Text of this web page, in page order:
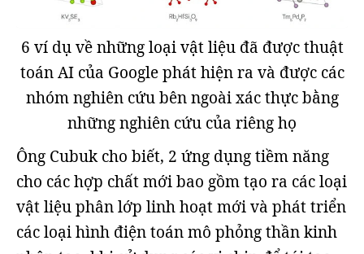
6 ví dụ về những loại vật liệu đã được thuật
toán AI của Google phát hiện ra và được các
nhóm nghiên cứu bên ngoài xác thực bằng
những nghiên cứu của riêng họ
Ông Cubuk cho biết, 2 ứng dụng tiềm năng
cho các hợp chất mới bao gồm tạo ra các loại
vật liệu phân lớp linh hoạt mới và phát triển
các loại hình điện toán mô phỏng thần kinh